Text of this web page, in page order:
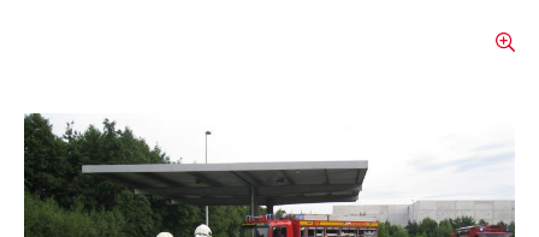
Bâche multifonctionnelle
place de préparation